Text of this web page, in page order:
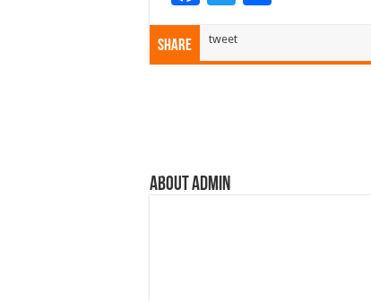
e tt
Share tweet
About admin